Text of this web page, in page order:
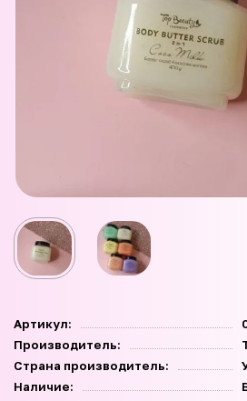
Артикул:
Производитель:
Страна производитель:
Наличие: